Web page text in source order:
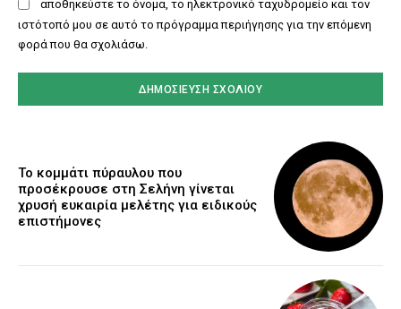
αποθηκεύστε το όνομα, το ηλεκτρονικό ταχυδρομείο και τον
ιστότοπό μου σε αυτό το πρόγραμμα περιήγησης για την επόμενη
φορά που θα σχολιάσω.
Το κομμάτι πύραυλου που
προσέκρουσε στη Σελήνη γίνεται
χρυσή ευκαιρία μελέτης για ειδικούς
επιστήμονες